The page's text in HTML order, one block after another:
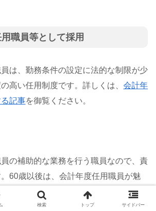
職員等として採用
は、勤務条件の設定に法的な制限が少
高い任用制度です。詳しくは、 会計年
記事を御覧ください。
の補助的な業務を行う職員なので、責
60歳以後は、会計年度任用職員が魅
しれません。
検索 トップ サイドバー